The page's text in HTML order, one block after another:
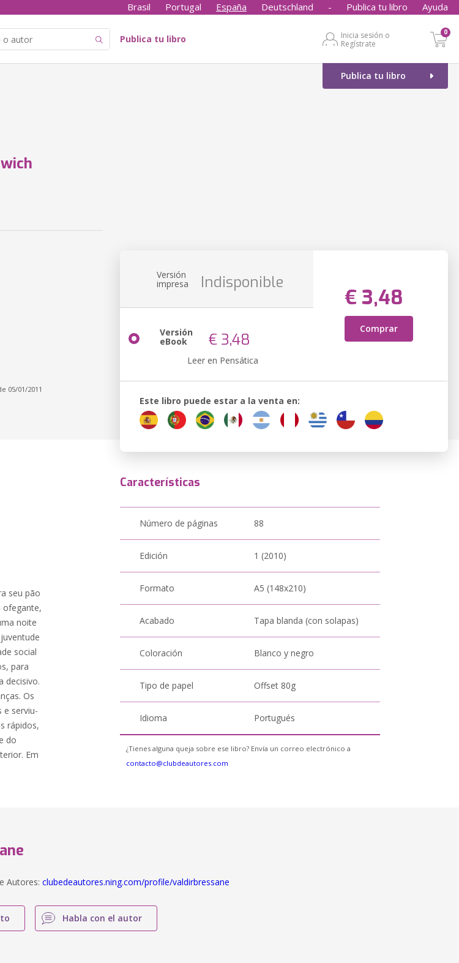
Brasil Portugal España Deutschland - Publica tu libro Ayuda
Publica tu libro
Inicia sesión o
Regístrate
0
Publica tu libro
05/01/2011
Versión
impresa Indisponible
€ 3,48
Comprar
Versión
eBook € 3,48
Leer en Pensática
Este libro puede estar a la venta en:
seu pão
ofegante,
noite
social
para
decisivo.
Os
e serviu-
rápidos,
do
Em
Características
Número de páginas 88
Edición 1 (2010)
Formato A5 (148x210)
Acabado Tapa blanda (con solapas)
Coloración Blanco y negro
Tipo de papel Offset 80g
Idioma Portugués
¿Tienes alguna queja sobre ese libro? Envía un correo electrónico a
contacto@clubdeautores.com
Autores:clubedeautores.ning.com/profile/valdirbressane
Habla con el autor